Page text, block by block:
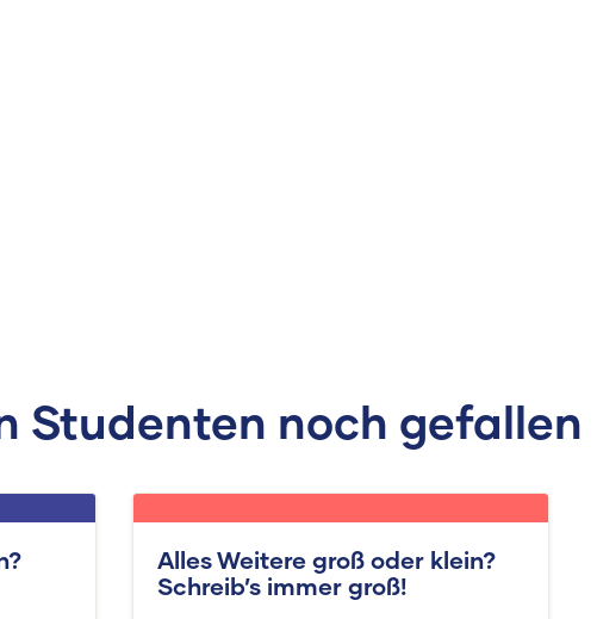
Studenten noch gefallen
Alles Weitere groß oder klein?
Schreib’s immer groß!